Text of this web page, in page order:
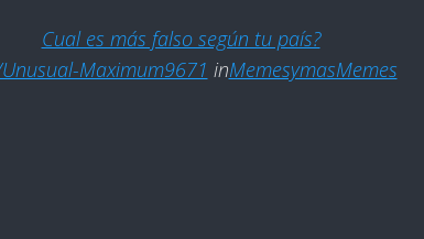
Cual es más falso según tu país?
Maximum9671 inMemesymasMemes